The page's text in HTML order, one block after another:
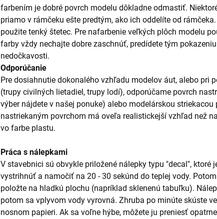
farbením je dobré povrch modelu dôkladne odmastiť.
priamo v rámčeku ešte predtým, ako ich oddelíte od
použite tenký štetec. Pre nafarbenie veľkých plôch modelu
farby vždy nechajte dobre zaschnúť, predídete tým
nedočkavosti.
Odporúčanie
Pre dosiahnutie dokonalého vzhľadu modelov áut, alebo pri
(trupy civilných lietadiel, trupy lodí), odporúčame povrch
výber nájdete v našej ponuke) alebo modelárskou
nastriekaným povrchom má oveľa realistickejší vzhľad než
vo farbe plastu.
Práca s nálepkami
V stavebnici sú obvykle priložené nálepky typu "decal", ktoré
vystrihnúť a namočiť na 20 - 30 sekúnd do teplej vody.
položte na hladkú plochu (napríklad sklenenú tabuľku).
potom sa vplyvom vody vyrovná. Zhruba po minúte skúste
nosnom papieri. Ak sa voľne hýbe, môžete ju preniesť